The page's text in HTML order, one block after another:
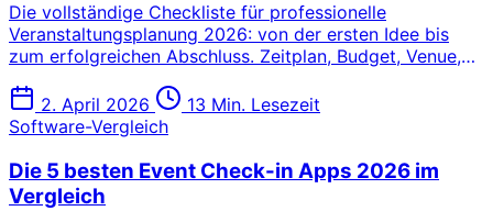
Die vollständige Checkliste für professionelle
Veranstaltungsplanung 2026: von der ersten Idee bis
zum erfolgreichen Abschluss. Zeitplan, Budget, Venue,
2. April 2026
13 Min. Lesezeit
Software-Vergleich
Die 5 besten Event Check-in Apps 2026 im
Vergleich